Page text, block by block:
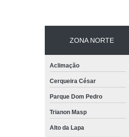
ZONA NORTE
Aclimação
Cerqueira César
Parque Dom Pedro
Trianon Masp
Alto da Lapa